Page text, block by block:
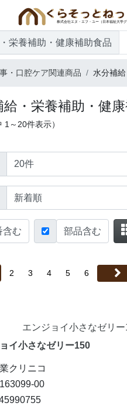
栄養補助・健康補助食品
・口腔ケア関連商品 水分補
給・栄養補助・健
1～20件表示）
含む 部品含む
2 3 4 5 6
イ小さなゼリー150
クリニコ
00